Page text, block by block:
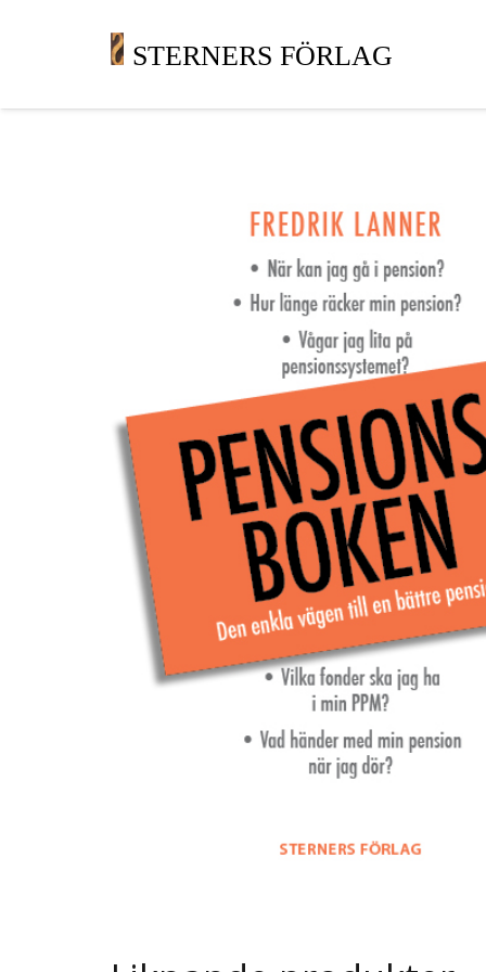
STERNERS FÖRLAG